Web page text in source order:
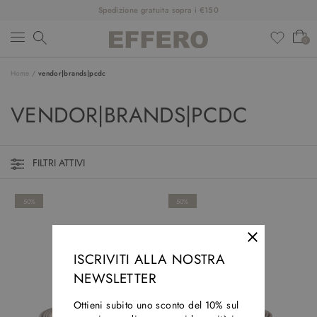
Spedizione gratuita sopra i €150
0
NEW ARRIVALS
CLOTHINGS
DESIGNERS
ISCRIVITI ALLA NOSTRA
NEWSLETTER
Ottieni subito uno sconto del 10% sul
Home / vendor|brands|pcdc
VENDOR|BRANDS|PCDC
FILTRI ATTIVI
50% 50%